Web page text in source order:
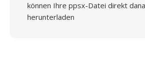
können Ihre ppsx-Datei direkt
herunterladen